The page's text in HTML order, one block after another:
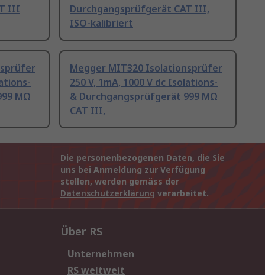
III
Durchgangsprüfgerät CAT III,
ISO-kalibriert
MΩ
Megger MIT320 Isolationsprüfer
250 V, 1mA, 1000 V dc Isolations-
& Durchgangsprüfgerät 999 MΩ
CAT III,
Die personenbezogenen Daten, die Sie
uns bei Anmeldung zur Verfügung
stellen, werden gemäss der
Datenschutzerklärung verarbeitet.
Über RS
Unternehmen
RS weltweit